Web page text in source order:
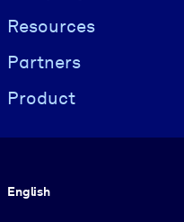
Resources
Partners
Product
English